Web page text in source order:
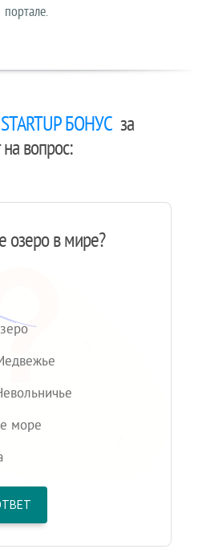
портале.
STARTUP БОНУС за
вопрос:
озеро в мире?
море